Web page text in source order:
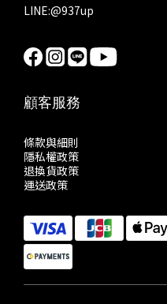
LINE:@937up
顧客服務
條款與細則
隱私權政策
退換貨政策
運送政策